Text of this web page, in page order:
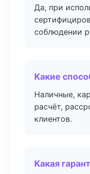
Да, при
соблюдении
Какие
Наличные,
расчёт,
клиентов.
Какая